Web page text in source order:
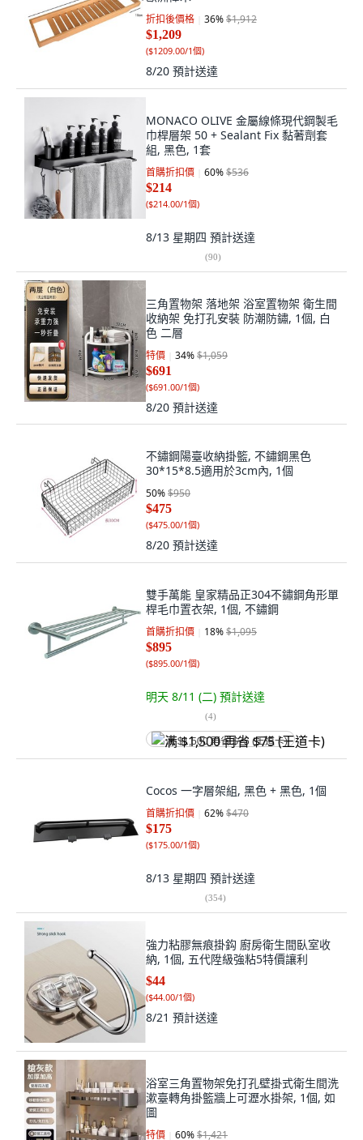
折扣後價格 36%$1,912
$1,209
($1209.00/1個)
8/20 預計送達
MONACO OLIVE 金屬線條現代鋼製毛
巾桿層架 50 + Sealant Fix 黏著劑套
組, 黑色, 1套
首購折扣價 60%$536
$214
($214.00/1個)
8/13 星期四 預計送達
(90)
三角置物架 落地架 浴室置物架 衛生間
收納架 免打孔安裝 防潮防鏽, 1個, 白
色 二層
特價 34%$1,059
$691
($691.00/1個)
8/20 預計送達
不鏽鋼陽臺收納掛籃, 不鏽鋼黑色
30*15*8.5適用於3cm內, 1個
50%$950
$475
($475.00/1個)
8/20 預計送達
雙手萬能 皇家精品正304不鏽鋼角形單
桿毛巾置衣架, 1個, 不鏽鋼
首購折扣價 18%$1,095
$895
($895.00/1個)
明天 8/11 (二) 預計送達
(4)
满 $1,500 再省 $75 (王道卡)
Cocos 一字層架組, 黑色 + 黑色, 1個
首購折扣價 62%$470
$175
($175.00/1個)
8/13 星期四 預計送達
(354)
強力粘膠無痕掛鈎 廚房衛生間臥室收
納, 1個, 五代陞級強粘5特價讓利
$44
($44.00/1個)
8/21 預計送達
浴室三角置物架免打孔壁掛式衛生間洗
漱臺轉角掛籃牆上可瀝水掛架, 1個, 如
圖
特價 60%$1,421